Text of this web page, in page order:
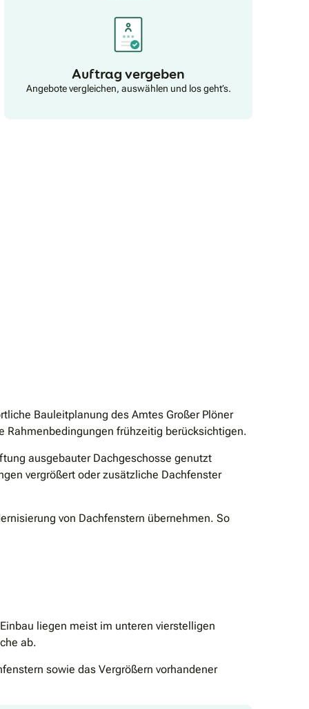
0155 606248 31 Wuppertal, Köln, Bonn, Siegen •
Detlef Ottmann 📞 0171 53963 35 Aachen, Krefeld,
Mönchengladbach, Bonn, Siegen, Hagen • Sabine
Ottmann 📞 0151 118264 54 Aachen, Krefeld,
Norddeutschland • Michael Krol 📞 0621 762130 25
Hamburg, Lübeck, Lüneburg, Kiel, Flensburg,
Auftrag vergeben
Angebote vergleichen, auswählen und los geht’s.
Bauleitplanung des Amtes Großer Plöner
Rahmenbedingungen frühzeitig berücksichtigen.
ausgebauter Dachgeschosse genutzt
vergrößert oder zusätzliche Dachfenster
von Dachfenstern übernehmen. So
liegen meist im unteren vierstelligen
ab.
sowie das Vergrößern vorhandener